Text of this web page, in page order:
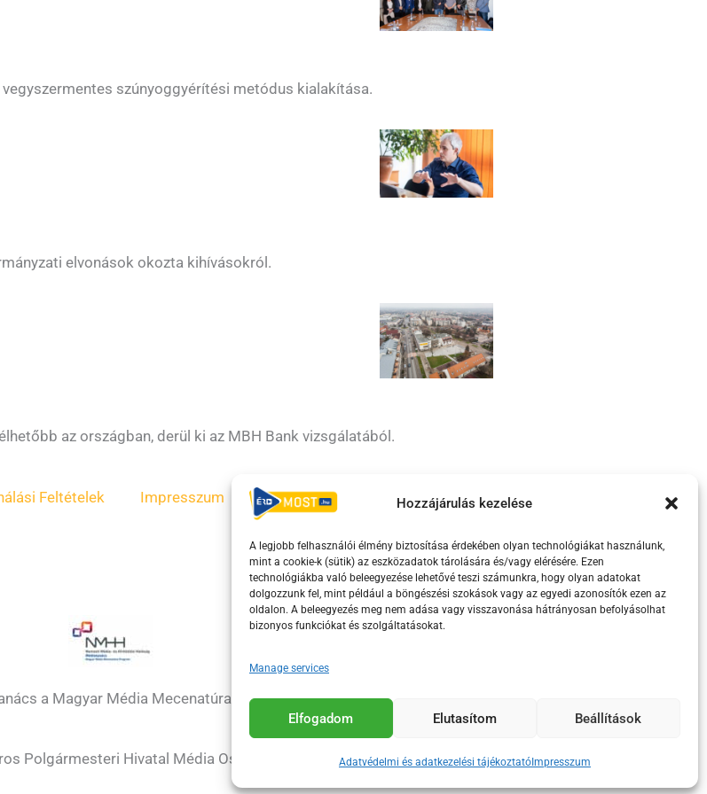
Hozzájárulás kezelése
A legjobb felhasználói élmény biztosítása érdekében olyan technológiákat használunk,
mint a cookie-k (sütik) az eszközadatok tárolására és/vagy elérésére. Ezen
technológiákba való beleegyezése lehetővé teszi számunkra, hogy olyan adatokat
dolgozzunk fel, mint például a böngészési szokások vagy az egyedi azonosítók ezen az
oldalon. A beleegyezés meg nem adása vagy visszavonása hátrányosan befolyásolhat
bizonyos funkciókat és szolgáltatásokat.
Manage services
Elfogadom Elutasítom Beállítások
Adatvédelmi és adatkezelési tájékoztatóImpresszum
szúnyoggyérítési metódus kialakítása.
elvonások okozta kihívásokról.
az országban, derül ki az MBH Bank vizsgálatából.
Feltételek Impresszum ÁSZF Irányelvek Moderálási szabályzat
a Magyar Média Mecenatúra program keretében támogatja.
Polgármesteri Hivatal Média Osztálya